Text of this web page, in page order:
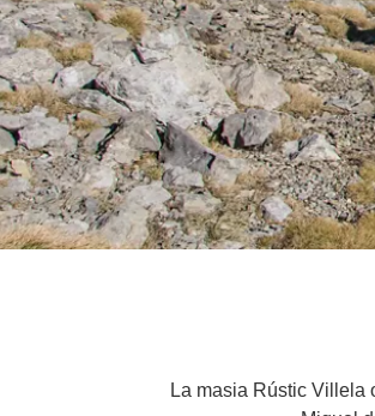
La masia Rústic Villela